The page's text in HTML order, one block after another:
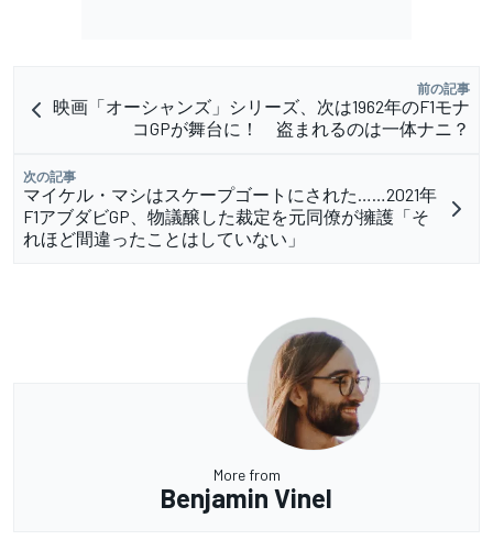
前の記事
映画「オーシャンズ」シリーズ、次は1962年のF1モナ
コGPが舞台に！ 盗まれるのは一体ナニ？
次の記事
マイケル・マシはスケープゴートにされた……2021年
F1アブダビGP、物議醸した裁定を元同僚が擁護「そ
れほど間違ったことはしていない」
More from
Benjamin Vinel